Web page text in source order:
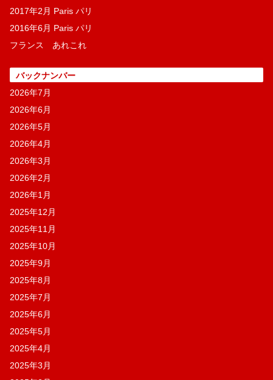
2017年2月 Paris パリ
2016年6月 Paris パリ
フランス あれこれ
バックナンバー
2026年7月
2026年6月
2026年5月
2026年4月
2026年3月
2026年2月
2026年1月
2025年12月
2025年11月
2025年10月
2025年9月
2025年8月
2025年7月
2025年6月
2025年5月
2025年4月
2025年3月